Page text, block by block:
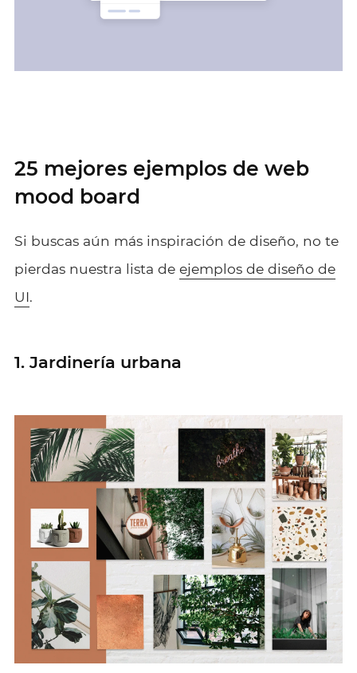
25 mejores ejemplos de web
mood board
Si buscas aún más inspiración de diseño, no te
pierdas nuestra lista de ejemplos de diseño de
UI.
1. Jardinería urbana